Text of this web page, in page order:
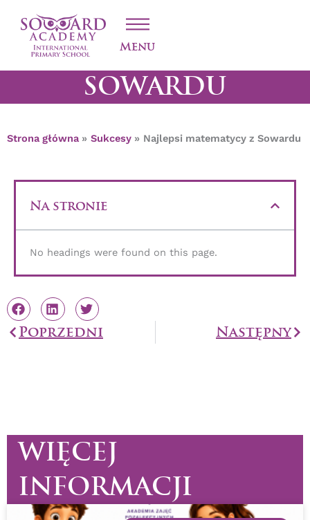
Menu
NAJLEPSI
MATEMATYCY Z
SOWARDU
Strona główna Sukcesy Najlepsi matematycy z Sowardu
Na stronie
No headings were found on this page.
PrevPoprzedni Następny
WIĘCEJ
INFORMACJI